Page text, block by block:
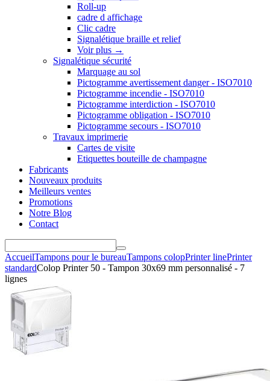
Roll-up
cadre d affichage
Clic cadre
Signalétique braille et relief
Voir plus →
Signalétique sécurité
Marquage au sol
Pictogramme avertissement danger - ISO7010
Pictogramme incendie - ISO7010
Pictogramme interdiction - ISO7010
Pictogramme obligation - ISO7010
Pictogramme secours - ISO7010
Travaux imprimerie
Cartes de visite
Etiquettes bouteille de champagne
Fabricants
Nouveaux produits
Meilleurs ventes
Promotions
Notre Blog
Contact
AccueilTampons pour le bureauTampons colopPrinter linePrinter
standardColop Printer 50 - Tampon 30x69 mm personnalisé - 7
lignes